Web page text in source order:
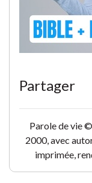
Partager
Parole de vie
2000, avec
imprimée,